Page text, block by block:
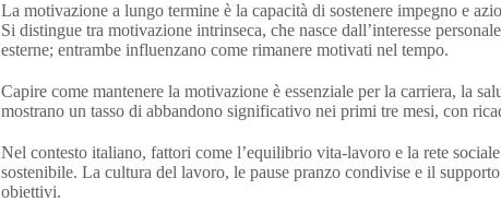
La motivazione a lungo termine è la capacità di sostenere impegno e
Si distingue tra motivazione intrinseca, che nasce dall’interesse
esterne; entrambe influenzano come rimanere motivati nel tempo.
Capire come mantenere la motivazione è essenziale per la carriera, la
mostrano un tasso di abbandono significativo nei primi tre mesi, con
Nel contesto italiano, fattori come l’equilibrio vita‑lavoro e la rete
sostenibile. La cultura del lavoro, le pause pranzo condivise e il
obiettivi.